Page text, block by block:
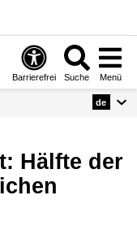
Barrierefrei Suche Menü
de